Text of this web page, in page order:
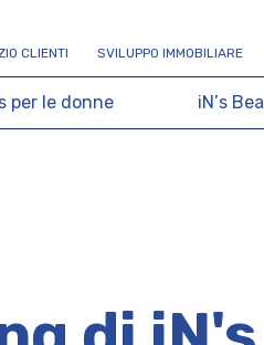
IO CLIENTI SVILUPPO IMMOBILIARE
s per le donne iN’s Bea